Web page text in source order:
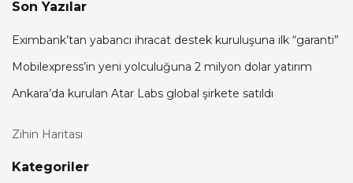
Son Yazılar
Eximbank’tan yabancı ihracat destek kuruluşuna ilk “garanti”
Mobilexpress’in yeni yolculuğuna 2 milyon dolar yatırım
Ankara’da kurulan Atar Labs global şirkete satıldı
Zihin Haritası
Kategoriler